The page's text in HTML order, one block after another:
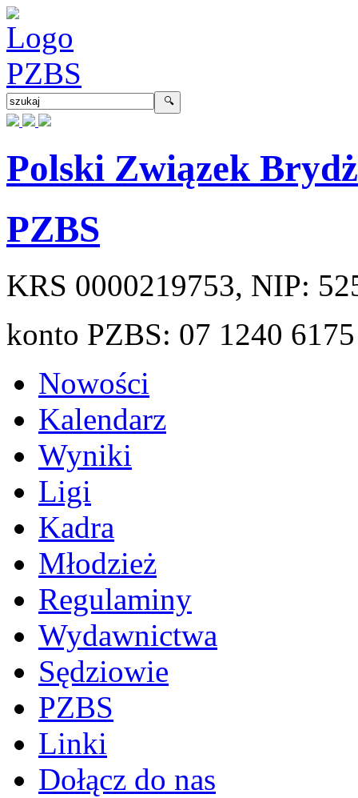
Polski Związek
PZBS
KRS 0000219753, NIP:
konto PZBS: 07 1240
Nowości
Kalendarz
Wyniki
Ligi
Kadra
Młodzież
Regulaminy
Wydawnictwa
Sędziowie
PZBS
Linki
Dołącz do nas